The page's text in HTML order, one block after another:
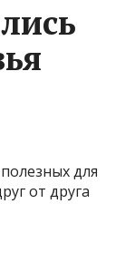
для
от друга